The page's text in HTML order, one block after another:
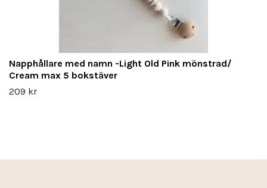
Napphållare med namn -Light Old Pink mönstrad/
Cream max 5 bokstäver
209 kr